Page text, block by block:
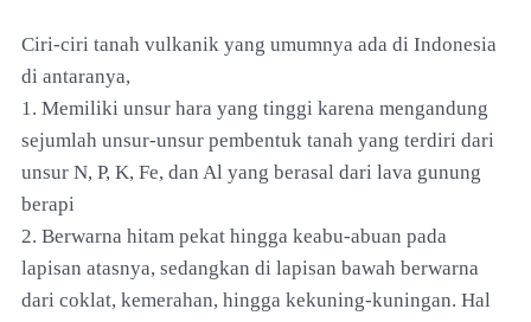
Ciri-ciri tanah vulkanik yang umumnya ada di Indonesia
di antaranya,
1. Memiliki unsur hara yang tinggi karena mengandung
sejumlah unsur-unsur pembentuk tanah yang terdiri dari
unsur N, P, K, Fe, dan Al yang berasal dari lava gunung
berapi
2. Berwarna hitam pekat hingga keabu-abuan pada
lapisan atasnya, sedangkan di lapisan bawah berwarna
dari coklat, kemerahan, hingga kekuning-kuningan. Hal